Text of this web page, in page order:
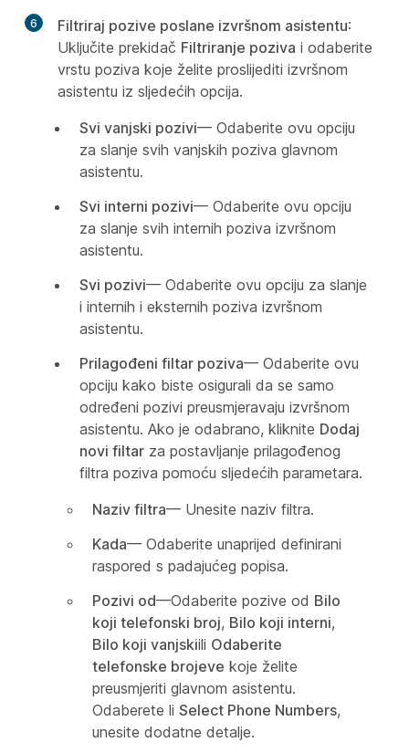
6 Filtriraj pozive poslane izvršnom asistentu:
Uključite prekidač Filtriranje poziva i odaberite
vrstu poziva koje želite proslijediti izvršnom
asistentu iz sljedećih opcija.
Svi vanjski pozivi— Odaberite ovu opciju
za slanje svih vanjskih poziva glavnom
asistentu.
Svi interni pozivi— Odaberite ovu opciju
za slanje svih internih poziva izvršnom
asistentu.
Svi pozivi— Odaberite ovu opciju za slanje
i internih i eksternih poziva izvršnom
asistentu.
Prilagođeni filtar poziva— Odaberite ovu
opciju kako biste osigurali da se samo
određeni pozivi preusmjeravaju izvršnom
asistentu. Ako je odabrano, kliknite Dodaj
novi filtar za postavljanje prilagođenog
filtra poziva pomoću sljedećih parametara.
Naziv filtra— Unesite naziv filtra.
Kada— Odaberite unaprijed definirani
raspored s padajućeg popisa.
Pozivi od—Odaberite pozive od Bilo
koji telefonski broj, Bilo koji interni,
Bilo koji vanjskiili Odaberite
telefonske brojeve koje želite
preusmjeriti glavnom asistentu.
Odaberete li Select Phone Numbers,
unesite dodatne detalje.